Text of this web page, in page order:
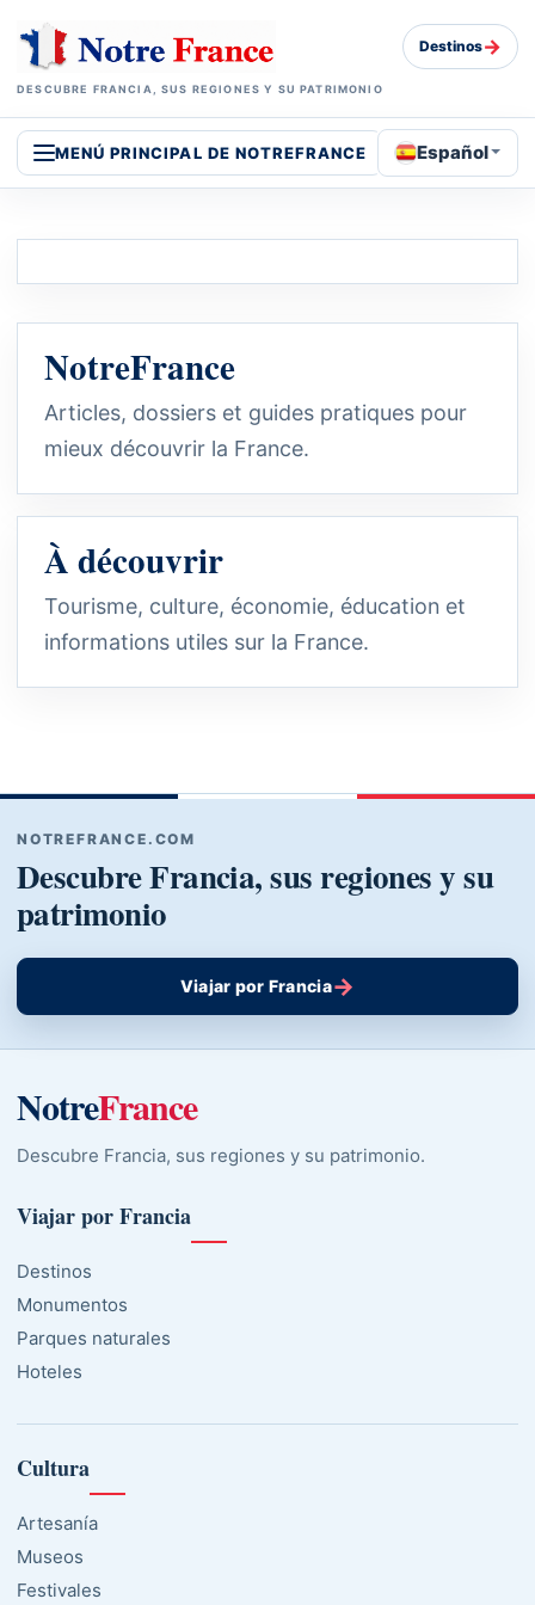
DESCUBRE FRANCIA, SUS REGIONES Y SU PATRIMONIO
Destinos→
MENÚ PRINCIPAL DE NOTREFRANCE Español
NotreFrance
Articles, dossiers et guides pratiques pour
mieux découvrir la France.
À découvrir
Tourisme, culture, économie, éducation et
informations utiles sur la France.
NOTREFRANCE.COM
Descubre Francia, sus regiones y su
patrimonio
Viajar por Francia→
NotreFrance
Descubre Francia, sus regiones y su patrimonio.
Viajar por Francia
Destinos
Monumentos
Parques naturales
Hoteles
Cultura
Artesanía
Museos
Festivales